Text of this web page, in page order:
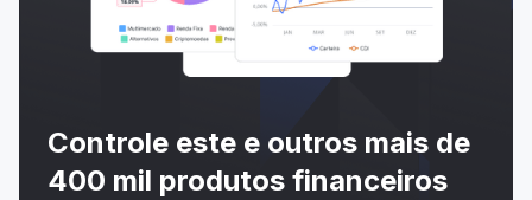
Controle este e outros mais de
400 mil produtos financeiros